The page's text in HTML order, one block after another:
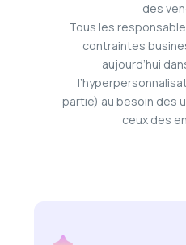
des
Tous les
contraintes
aujourd’hui
partie) au besoin des
ceux des